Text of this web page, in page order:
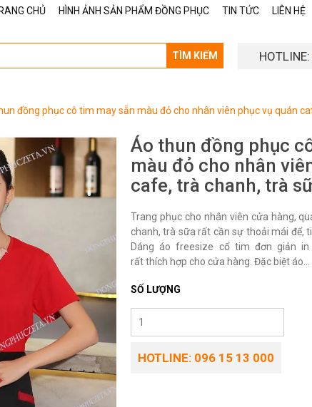
CHỦ HÌNH ẢNH SẢN PHẨM ĐỒNG PHỤC TIN TỨC LIÊN HỆ
HOTLINE:
TÌM KIẾM
đồng phục cô tim may sẵn màu đỏ cho nhân viên phục vụ quán
Áo thun đồng phục
màu đỏ cho nhân
cafe, trà chanh, trà
Trang phục cho nhân viên cửa hàng,
chanh, trà sữa rất cần sự thoải mái để,
Dáng áo freesize cổ tim đơn giản
rất thích hợp cho cửa hàng. Đặc biệt áo...
SỐ LƯỢNG
HOTLINE: 096 15 13 000